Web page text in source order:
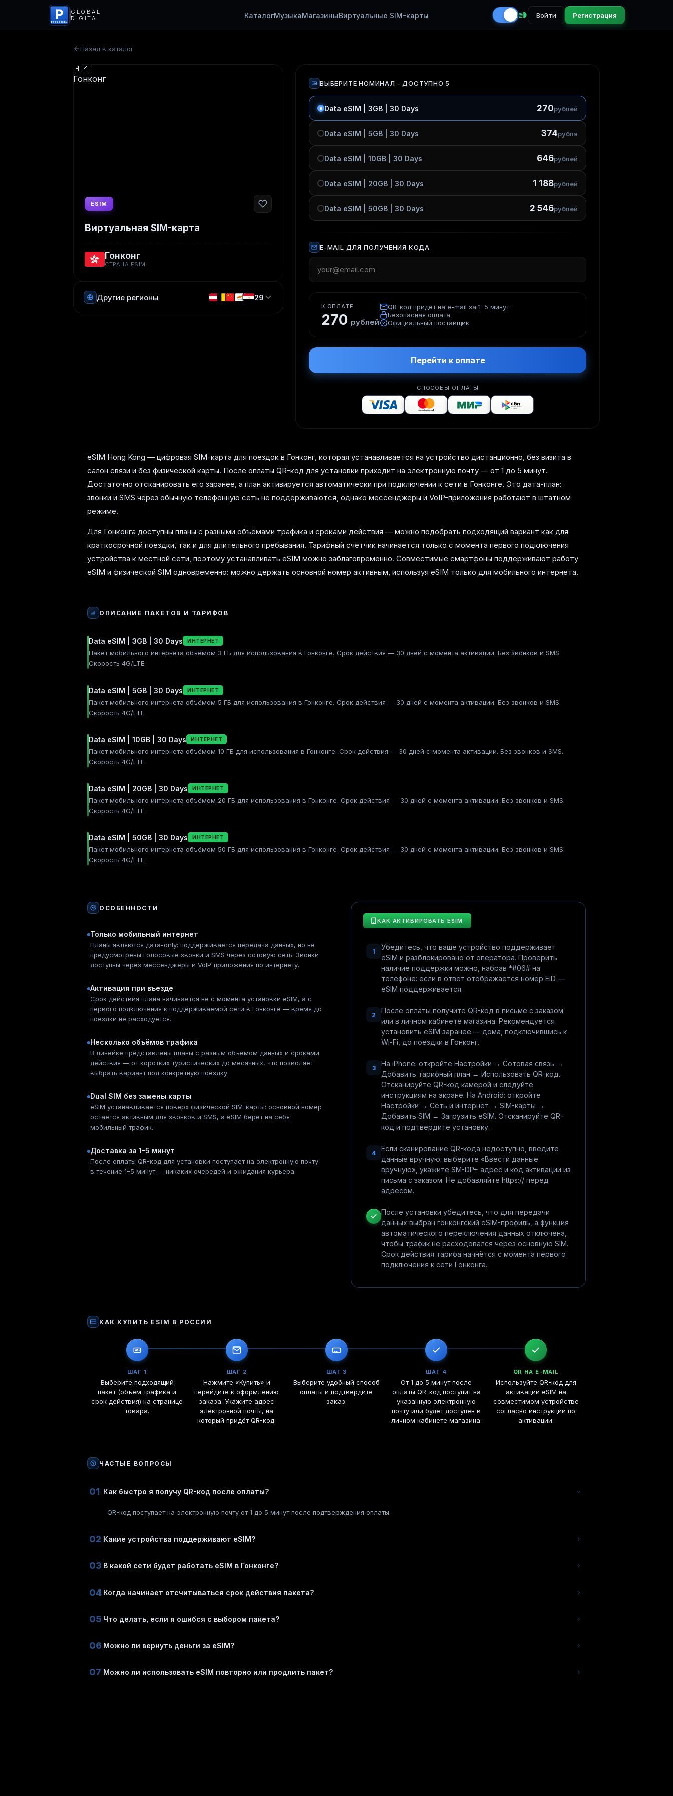
P
PROCODS.RU
GLOBAL
DIGITAL
КаталогМузыкаМагазиныВиртуальные SIM-карты Войти Регистрация
Назад в каталог
ESIM
Виртуальная SIM-карта
Гонконг
СТРАНА ESIM
Другие регионы 29
ВЫБЕРИТЕ НОМИНАЛ - ДОСТУПНО 5
Data eSIM | 3GB | 30 Days 270рублей
Data eSIM | 5GB | 30 Days 374рубля
Data eSIM | 10GB | 30 Days 646рублей
Data eSIM | 20GB | 30 Days 1 188рублей
Data eSIM | 50GB | 30 Days 2 546рублей
E-MAIL ДЛЯ ПОЛУЧЕНИЯ КОДА
К ОПЛАТЕ
270 рублей
QR-код придёт на e-mail за 1–5 минут
Безопасная оплата
Официальный поставщик
Перейти к оплате
СПОСОБЫ ОПЛАТЫ
eSIM Hong Kong — цифровая SIM-карта для поездок в Гонконг, которая устанавливается на устройство дистанционно, без визита в
салон связи и без физической карты. После оплаты QR-код для установки приходит на электронную почту — от 1 до 5 минут.
Достаточно отсканировать его заранее, а план активируется автоматически при подключении к сети в Гонконге. Это дата-план:
звонки и SMS через обычную телефонную сеть не поддерживаются, однако мессенджеры и VoIP-приложения работают в штатном
режиме.
Для Гонконга доступны планы с разными объёмами трафика и сроками действия — можно подобрать подходящий вариант как для
краткосрочной поездки, так и для длительного пребывания. Тарифный счётчик начинается только с момента первого подключения
устройства к местной сети, поэтому устанавливать eSIM можно заблаговременно. Совместимые смартфоны поддерживают работу
eSIM и физической SIM одновременно: можно держать основной номер активным, используя eSIM только для мобильного интернета.
ОПИСАНИЕ ПАКЕТОВ И ТАРИФОВ
Data eSIM | 3GB | 30 Days ИНТЕРНЕТ
Пакет мобильного интернета объёмом 3 ГБ для использования в Гонконге. Срок действия — 30 дней с момента активации. Без звонков и SMS.
Скорость 4G/LTE.
Data eSIM | 5GB | 30 Days ИНТЕРНЕТ
Пакет мобильного интернета объёмом 5 ГБ для использования в Гонконге. Срок действия — 30 дней с момента активации. Без звонков и SMS.
Скорость 4G/LTE.
Data eSIM | 10GB | 30 Days ИНТЕРНЕТ
Пакет мобильного интернета объёмом 10 ГБ для использования в Гонконге. Срок действия — 30 дней с момента активации. Без звонков и SMS.
Скорость 4G/LTE.
Data eSIM | 20GB | 30 Days ИНТЕРНЕТ
Пакет мобильного интернета объёмом 20 ГБ для использования в Гонконге. Срок действия — 30 дней с момента активации. Без звонков и SMS.
Скорость 4G/LTE.
Data eSIM | 50GB | 30 Days ИНТЕРНЕТ
Пакет мобильного интернета объёмом 50 ГБ для использования в Гонконге. Срок действия — 30 дней с момента активации. Без звонков и SMS.
Скорость 4G/LTE.
ОСОБЕННОСТИ
Только мобильный интернет
Планы являются дата-only: поддерживается передача данных, но не
предусмотрены голосовые звонки и SMS через сотовую сеть. Звонки
доступны через мессенджеры и VoIP-приложения по интернету.
Активация при въезде
Срок действия плана начинается не с момента установки eSIM, а с
первого подключения к поддерживаемой сети в Гонконге — время до
поездки не расходуется.
Несколько объёмов трафика
В линейке представлены планы с разным объёмом данных и сроками
действия — от коротких туристических до месячных, что позволяет
выбрать вариант под конкретную поездку.
Dual SIM без замены карты
eSIM устанавливается поверх физической SIM-карты: основной номер
остаётся активным для звонков и SMS, а eSIM берёт на себя
мобильный трафик.
Доставка за 1–5 минут
После оплаты QR-код для установки поступает на электронную почту
в течение 1–5 минут — никаких очередей и ожидания курьера.
КАК АКТИВИРОВАТЬ ESIM
1
Убедитесь, что ваше устройство поддерживает
eSIM и разблокировано от оператора. Проверить
наличие поддержки можно, набрав *#06# на
телефоне: если в ответ отображается номер EID —
eSIM поддерживается.
2
После оплаты получите QR-код в письме с заказом
или в личном кабинете магазина. Рекомендуется
установить eSIM заранее — дома, подключившись к
Wi-Fi, до поездки в Гонконг.
3
На iPhone: откройте Настройки → Сотовая связь →
Добавить тарифный план → Использовать QR-код.
Отсканируйте QR-код камерой и следуйте
инструкциям на экране. На Android: откройте
Настройки → Сеть и интернет → SIM-карты →
Добавить SIM → Загрузить eSIM. Отсканируйте QR-
код и подтвердите установку.
4
Если сканирование QR-кода недоступно, введите
данные вручную: выберите «Ввести данные
вручную», укажите SM-DP+ адрес и код активации из
письма с заказом. Не добавляйте https:// перед
адресом.
После установки убедитесь, что для передачи
данных выбран гонконгский eSIM-профиль, а функция
автоматического переключения данных отключена,
чтобы трафик не расходовался через основную SIM.
Срок действия тарифа начнётся с момента первого
подключения к сети Гонконга.
КАК КУПИТЬ ESIM В РОССИИ
ШАГ 1
Выберите подходящий
пакет (объём трафика и
срок действия) на странице
товара.
ШАГ 2
Нажмите «Купить» и
перейдите к оформлению
заказа. Укажите адрес
электронной почты, на
который придёт QR-код.
ШАГ 3
Выберите удобный способ
оплаты и подтвердите
заказ.
ШАГ 4
От 1 до 5 минут после
оплаты QR-код поступит на
указанную электронную
почту или будет доступен в
личном кабинете магазина.
QR НА E-MAIL
Используйте QR-код для
активации eSIM на
совместимом устройстве
согласно инструкции по
активации.
ЧАСТЫЕ ВОПРОСЫ
01 Как быстро я получу QR-код после оплаты?
QR-код поступает на электронную почту от 1 до 5 минут после подтверждения оплаты.
02 Какие устройства поддерживают eSIM?
03 В какой сети будет работать eSIM в Гонконге?
04 Когда начинает отсчитываться срок действия пакета?
05 Что делать, если я ошибся с выбором пакета?
06 Можно ли вернуть деньги за eSIM?
07 Можно ли использовать eSIM повторно или продлить пакет?